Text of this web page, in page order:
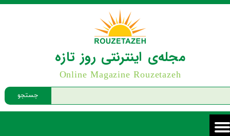
جستجو
مجله‌ی اینترنتی روز تازه
Online Magazine Rouzetazeh